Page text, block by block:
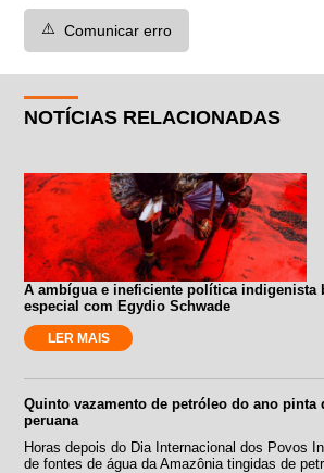
⚠️ Comunicar erro
NOTÍCIAS RELACIONADAS
A ambígua e ineficiente política indigenista
especial com Egydio Schwade
LER MAIS
Quinto vazamento de petróleo do ano pinta
peruana
Horas depois do Dia Internacional dos Povos
de fontes de água da Amazônia tingidas de